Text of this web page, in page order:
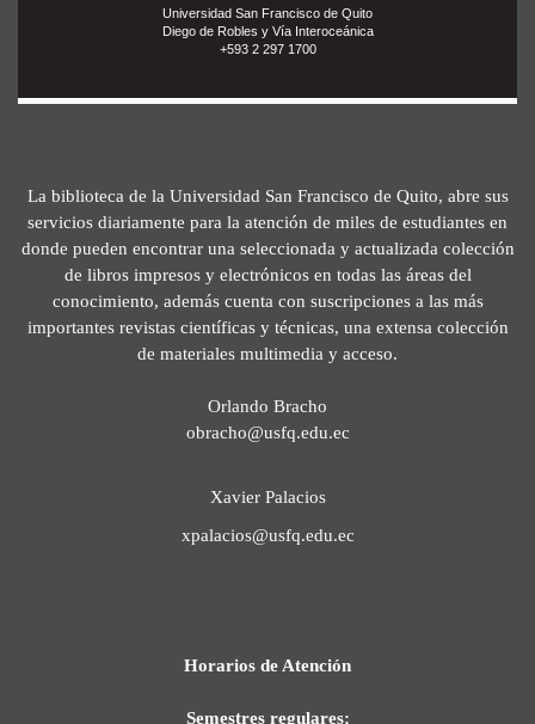
Universidad San Francisco de Quito
Diego de Robles y Vía Interoceánica
+593 2 297 1700
La biblioteca de la Universidad San Francisco de Quito, abre sus
servicios diariamente para la atención de miles de estudiantes en
donde pueden encontrar una seleccionada y actualizada colección
de libros impresos y electrónicos en todas las áreas del
conocimiento, además cuenta con suscripciones a las más
importantes revistas científicas y técnicas, una extensa colección
de materiales multimedia y acceso.
Orlando Bracho
obracho@usfq.edu.ec
Xavier Palacios
xpalacios@usfq.edu.ec
Horarios de Atención
Semestres regulares: